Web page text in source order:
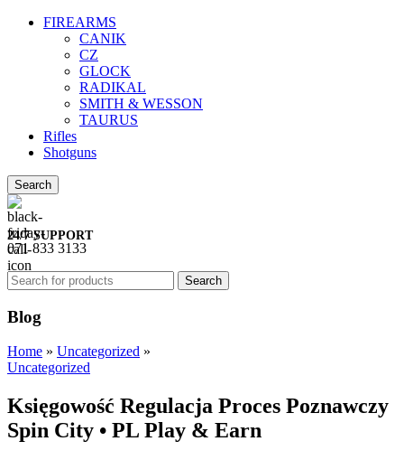
FIREARMS
CANIK
CZ
GLOCK
RADIKAL
SMITH & WESSON
TAURUS
Rifles
Shotguns
Search
24/7 SUPPORT
071 833 3133
Search
Blog
Home » Uncategorized »
Uncategorized
Księgowość Regulacja Proces Poznawczy
Spin City • PL Play & Earn